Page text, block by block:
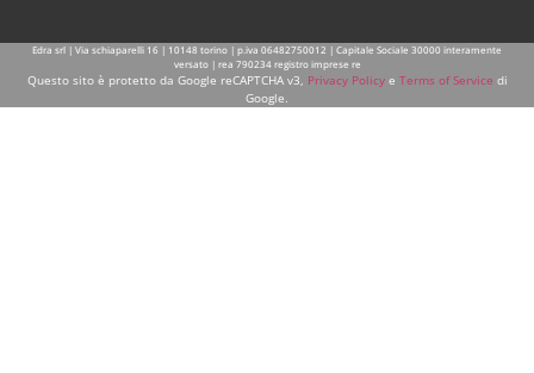
Edra srl | Via schiaparelli 16 | 10148 torino | p.iva 06482750012 | Capitale Sociale 30000 interamente
versato | rea 790234 registro imprese re
Questo sito è protetto da Google reCAPTCHA v3, Privacy Policye Terms of Service di
Google.